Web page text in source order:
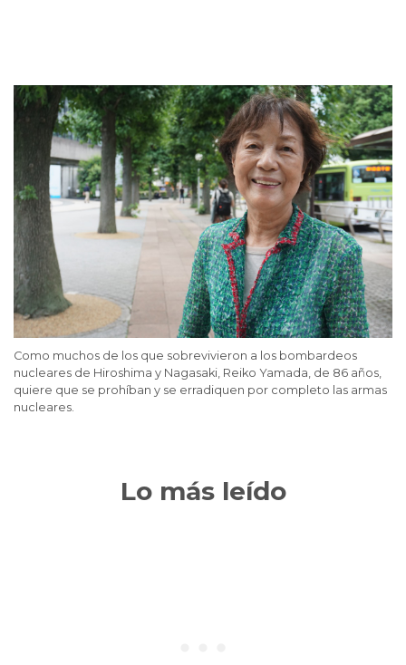
Como muchos de los que sobrevivieron a los bombardeos
nucleares de Hiroshima y Nagasaki, Reiko Yamada, de 86 años,
quiere que se prohíban y se erradiquen por completo las armas
nucleares.
Lo más leído